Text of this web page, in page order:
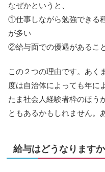
なぜかというと、
①仕事しながら勉強できる
が多い
②給与面での優遇があるこ
この２つの理由です。あく
度は自治体によっても年に
たま社会人経験者枠のほう
ともあるかもしれません。
給与はどうなりますか